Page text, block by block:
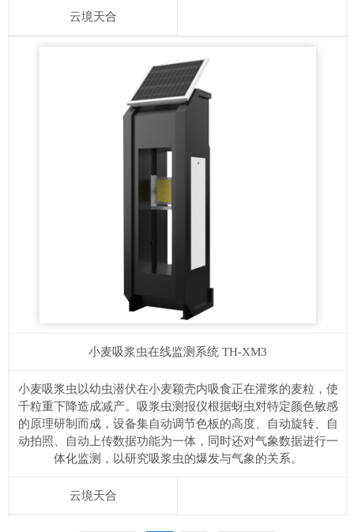
云境天合
小麦吸浆虫在线监测系统 TH-XM3
小麦吸浆虫以幼虫潜伏在小麦颖壳内吸食正在灌浆的麦粒，使
千粒重下降造成减产。吸浆虫测报仪根据蚜虫对特定颜色敏感
的原理研制而成，设备集自动调节色板的高度、自动旋转、自
动拍照、自动上传数据功能为一体，同时还对气象数据进行一
体化监测，以研究吸浆虫的爆发与气象的关系。
云境天合